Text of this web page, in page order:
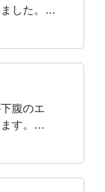
した。小
て、力が
腹のエ
す。予